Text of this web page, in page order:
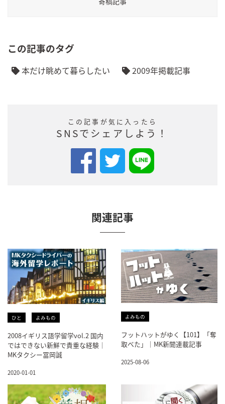
この記事のタグ
本だけ眺めて暮らしたい 2009年掲載記事
この記事が気に入ったら
SNSでシェアしよう！
関連記事
ひと よみもの
2008イギリス語学留学vol.2 国内
ではできない新鮮で貴重な経験｜
MKタクシー冨岡誠
2020-01-01
よみもの
フットハットがゆく【101】「奪
取べた」｜MK新聞連載記事
2025-08-06